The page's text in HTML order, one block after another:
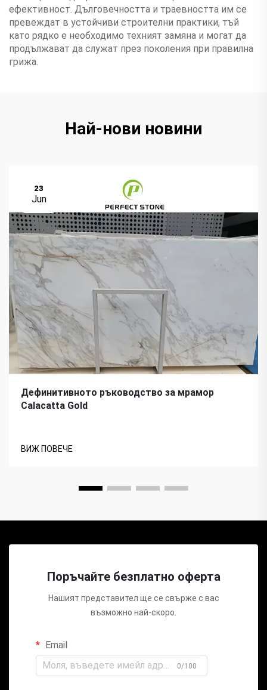
ефективност. Дълговечността и траевността им се
превеждат в устойчиви строителни практики, тъй
като рядко е необходимо техният замяна и могат да
продължават да служат през поколения при правилна
грижа.
Най-нови новини
23
Jun
Дефинитивното ръководство за мрамор
Calacatta Gold
ВИЖ ПОВЕЧЕ
Поръчайте безплатно оферта
Нашият представител ще се свърже с вас
възможно най-скоро.
Email
0/100